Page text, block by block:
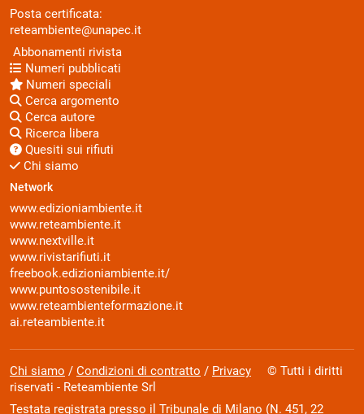
Posta certificata:
reteambiente@unapec.it
Abbonamenti rivista
Numeri pubblicati
Numeri speciali
Cerca argomento
Cerca autore
Ricerca libera
Quesiti sui rifiuti
Chi siamo
Network
www.edizioniambiente.it
www.reteambiente.it
www.nextville.it
www.rivistarifiuti.it
freebook.edizioniambiente.it/
www.puntosostenibile.it
www.reteambienteformazione.it
ai.reteambiente.it
Chi siamo / Condizioni di contratto / Privacy © Tutti i diritti
riservati - Reteambiente Srl
Testata registrata presso il Tribunale di Milano (N. 451, 22